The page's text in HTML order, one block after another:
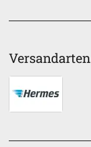
Versandarten